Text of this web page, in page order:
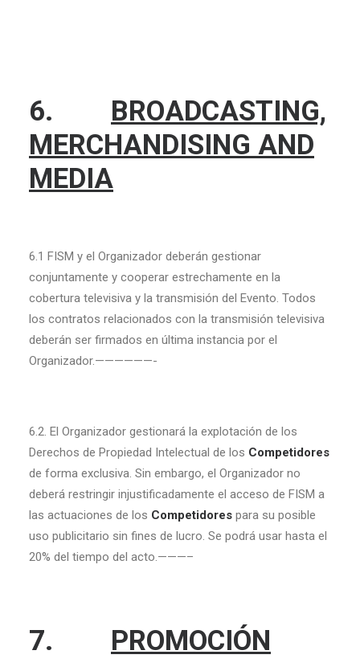
6. BROADCASTING,
MERCHANDISING AND
MEDIA
6.1 FISM y el Organizador deberán gestionar
conjuntamente y cooperar estrechamente en la
cobertura televisiva y la transmisión del Evento. Todos
los contratos relacionados con la transmisión televisiva
deberán ser firmados en última instancia por el
Organizador.——————-
6.2. El Organizador gestionará la explotación de los
Derechos de Propiedad Intelectual de los Competidores
de forma exclusiva. Sin embargo, el Organizador no
deberá restringir injustificadamente el acceso de FISM a
las actuaciones de los Competidores para su posible
uso publicitario sin fines de lucro. Se podrá usar hasta el
20% del tiempo del acto.———–
7. PROMOCIÓN